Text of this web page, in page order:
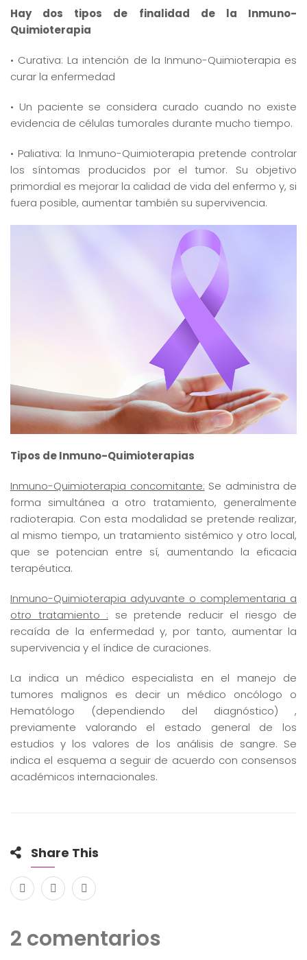
Hay dos tipos de finalidad de la Inmuno-
Quimioterapia
• Curativa: La intención de la Inmuno-Quimioterapia es
curar la enfermedad
• Un paciente se considera curado cuando no existe
evidencia de células tumorales durante mucho tiempo.
• Paliativa: la Inmuno-Quimioterapia pretende controlar
los síntomas producidos por el tumor. Su objetivo
primordial es mejorar la calidad de vida del enfermo y, si
fuera posible, aumentar también su supervivencia.
Tipos de Inmuno-Quimioterapias
Inmuno-Quimioterapia concomitante: Se administra de
forma simultánea a otro tratamiento, generalmente
radioterapia. Con esta modalidad se pretende realizar,
al mismo tiempo, un tratamiento sistémico y otro local,
que se potencian entre sí, aumentando la eficacia
terapéutica.
Inmuno-Quimioterapia adyuvante o complementaria a
otro tratamiento : se pretende reducir el riesgo de
recaída de la enfermedad y, por tanto, aumentar la
supervivencia y el índice de curaciones.
La indica un médico especialista en el manejo de
tumores malignos es decir un médico oncólogo o
Hematólogo (dependiendo del diagnóstico) ,
previamente valorando el estado general de los
estudios y los valores de los análisis de sangre. Se
indica el esquema a seguir de acuerdo con consensos
académicos internacionales.
Share This
2 comentarios